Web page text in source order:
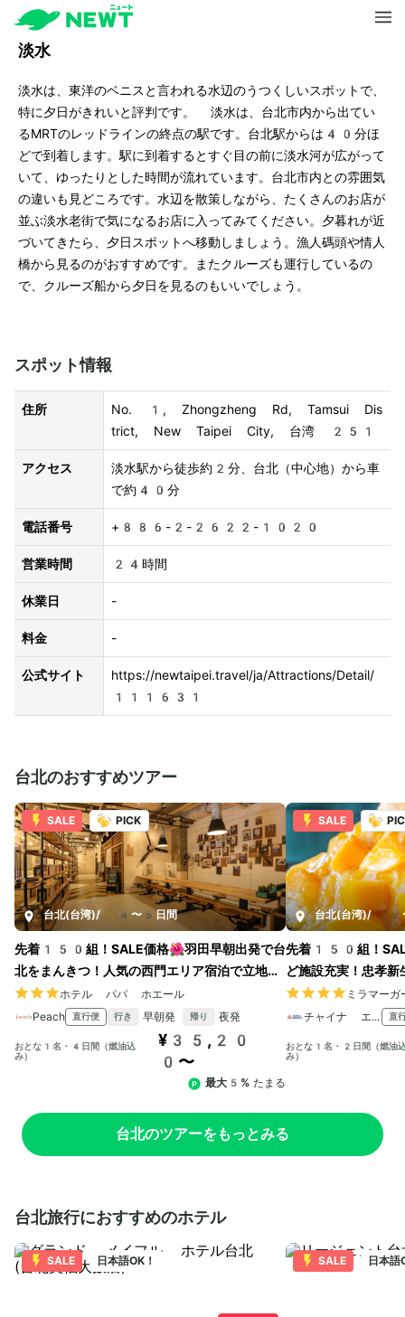
淡水
淡水は、東洋のベニスと言われる水辺のうつくしいスポットで、
特に夕日がきれいと評判です。 淡水は、台北市内から出てい
るMRTのレッドラインの終点の駅です。台北駅からは40分ほ
どで到着します。駅に到着するとすぐ目の前に淡水河が広がって
いて、ゆったりとした時間が流れています。台北市内との雰囲気
の違いも見どころです。水辺を散策しながら、たくさんのお店が
並ぶ淡水老街で気になるお店に入ってみてください。夕暮れが近
づいてきたら、夕日スポットへ移動しましょう。漁人碼頭や情人
橋から見るのがおすすめです。またクルーズも運行しているの
で、クルーズ船から夕日を見るのもいいでしょう。
スポット情報
住所
No. 1, Zhongzheng Rd, Tamsui Dis
trict, New Taipei City, 台湾 251
アクセス
淡水駅から徒歩約2分、台北（中心地）から車
で約40分
電話番号 +886-2-2622-1020
営業時間 24時間
休業日 -
料金 -
公式サイト
https://newtaipei.travel/ja/Attractions/Detail/
111631
台北のおすすめツアー
SALE PICK
台北(台湾)/ 4〜5日間
先着150組！SALE価格🌺羽田早朝出発で台
北をまんきつ！人気の西門エリア宿泊で立地も
ばつぐん！ホテル パパ ホエール
Peach
直行便 行き 早朝発 帰り 夜発
おとな1名・4日間（燃油込
み）
¥35,20
0〜
最大5% たまる
SALE
台北(台湾)/ 2
先着150組！
ど施設充実！忠孝
行きは朝発、帰りは
ミラマーガ
チャイナ エアライン
直
おとな1名・2日間（燃油
み）
台北のツアーをもっとみる
台北旅行におすすめのホテル
SALE 日本語OK！ SALE 日本語